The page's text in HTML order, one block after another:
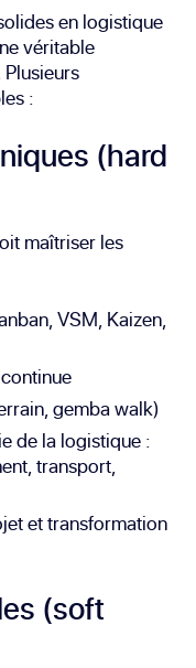
en logistique
véritable
:
(hard
maîtriser les
VSM, Kaizen,
gemba walk)
de la logistique :
transport,
et transformation
(soft